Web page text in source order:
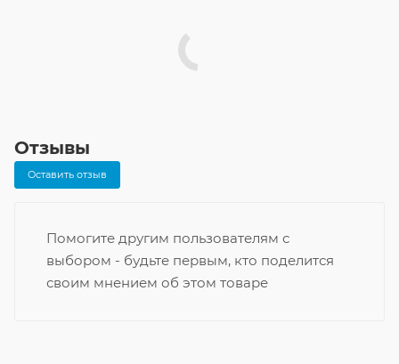
Отзывы
Оставить отзыв
Помогите другим пользователям с
выбором - будьте первым, кто поделится
своим мнением об этом товаре